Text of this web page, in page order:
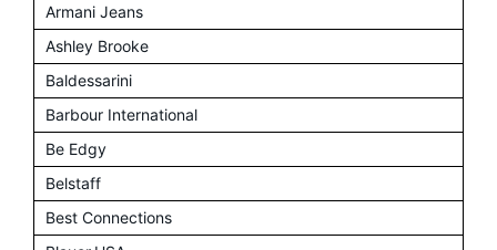
Armani Jeans
Ashley Brooke
Baldessarini
Barbour International
Be Edgy
Belstaff
Best Connections